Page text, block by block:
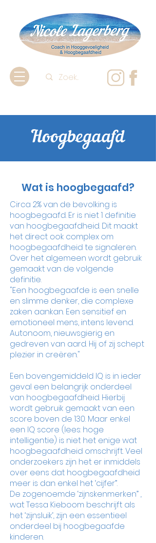
Hoogbegaafd
Wat is hoogbegaafd?
Circa 2% van de bevolking is
hoogbegaafd. Er is niet 1 definitie
van hoogbegaafdheid. Dit maakt
het direct ook complex om
hoogbegaafdheid te signaleren.
Over het algemeen wordt gebruik
gemaakt van de volgende
definitie.
"Een hoogbegaafde is een snelle
en slimme denker, die complexe
zaken aankan. Een sensitief en
emotioneel mens, intens levend.
Autonoom, nieuwsgierig en
gedreven van aard. Hij of zij schept
plezier in creëren."
Een bovengemiddeld IQ is in ieder
geval een belangrijk onderdeel
van hoogbegaafdheid. Hierbij
wordt gebruik gemaakt van een
score boven de 130. Maar enkel
een IQ score (lees: hoge
intelligentie) is niet het enige wat
hoogbegaafdheid omschrijft. Veel
onderzoekers zijn het er inmiddels
over eens dat hoogbegaafdheid
meer is dan enkel het ‘cijfer”.
De zogenoemde ‘zijnskenmerken” ,
wat Tessa Kieboom beschrijft als
het ‘zijnsluik’, zijn een essentieel
onderdeel bij hoogbegaafde
kinderen.